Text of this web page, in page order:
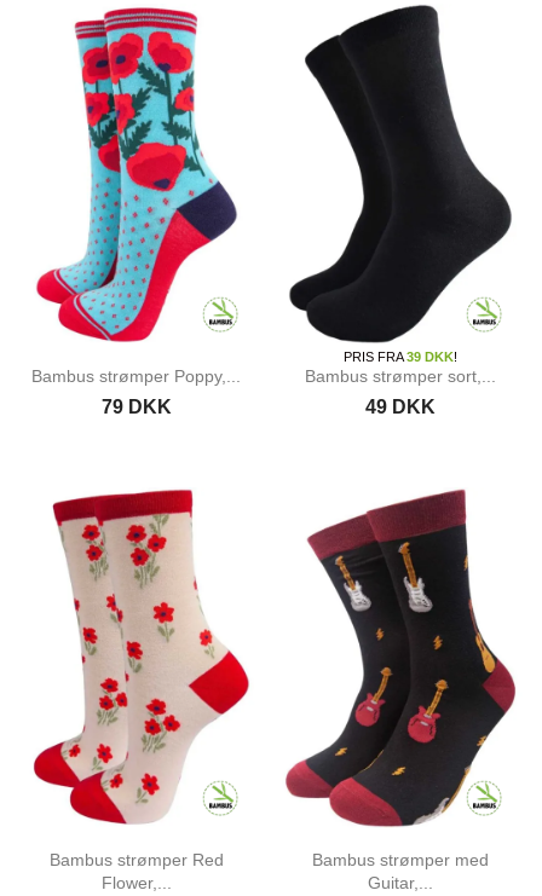
Bambus strømper Poppy,...
79 DKK
Bambus strømper sort,...
PRIS FRA39 DKK!
49 DKK
Bambus strømper Red
Flower,...
Bambus strømper med
Guitar,...